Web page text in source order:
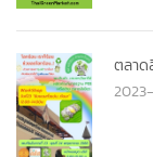
ตลาด